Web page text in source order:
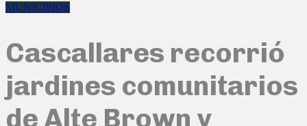
MUNICIPIOS
Cascallares recorrió
jardines comunitarios
de Alte Brown y